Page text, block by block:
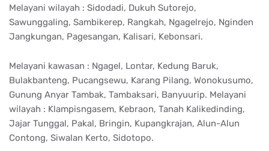
Melayani wilayah : Sidodadi, Dukuh Sutorejo,
Sawunggaling, Sambikerep, Rangkah, Ngagelrejo, Nginden
Jangkungan, Pagesangan, Kalisari, Kebonsari.
Melayani kawasan : Ngagel, Lontar, Kedung Baruk,
Bulakbanteng, Pucangsewu, Karang Pilang, Wonokusumo,
Gunung Anyar Tambak, Tambaksari, Banyuurip. Melayani
wilayah : Klampisngasem, Kebraon, Tanah Kalikedinding,
Jajar Tunggal, Pakal, Bringin, Kupangkrajan, Alun-Alun
Contong, Siwalan Kerto, Sidotopo.